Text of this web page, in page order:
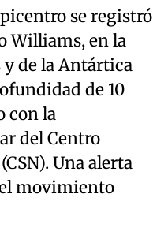
se registró
Williams, en la
y de la Antártica
de 10
con la
del Centro
Una alerta
movimiento